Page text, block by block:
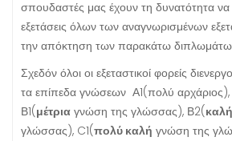
σπουδαστές μας έχουν τη δυνατότητα να
εξετάσεις όλων των αναγνωρισμένων
την απόκτηση των παρακάτω
Σχεδόν όλοι οι εξεταστικοί φορείς
τα επίπεδα γνώσεων Α1(πολύ
Β1(μέτρια γνώση της γλώσσας), Β2(καλή
γλώσσας), C1(πολύ καλή γνώση της